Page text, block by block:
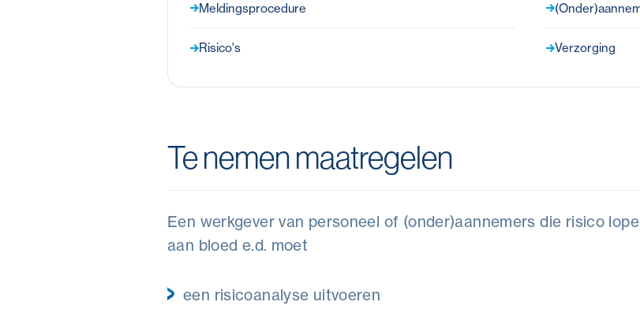
Meldingsprocedure
Risico's Verzorging
Te nemen maatregelen
Een werkgever van personeel of (onder)aannemers die risico
aan bloed e.d. moet
een risicoanalyse uitvoeren